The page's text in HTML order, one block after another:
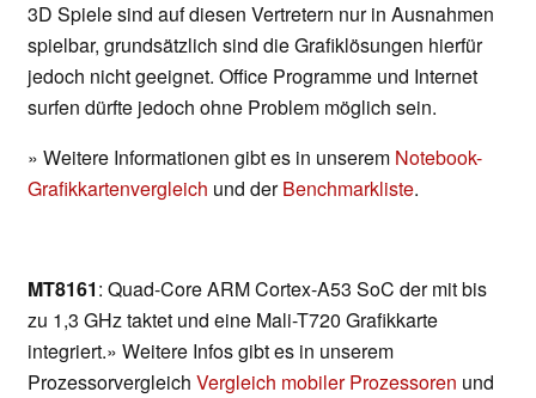
3D Spiele sind auf diesen Vertretern nur in Ausnahmen
spielbar, grundsätzlich sind die Grafiklösungen hierfür
jedoch nicht geeignet. Office Programme und Internet
surfen dürfte jedoch ohne Problem möglich sein.
» Weitere Informationen gibt es in unserem Notebook-
Grafikkartenvergleich und derBenchmarkliste.
MT8161: Quad-Core ARM Cortex-A53 SoC der mit bis
zu 1,3 GHz taktet und eine Mali-T720 Grafikkarte
integriert.» Weitere Infos gibt es in unserem
Prozessorvergleich Vergleich mobiler Prozessoren und